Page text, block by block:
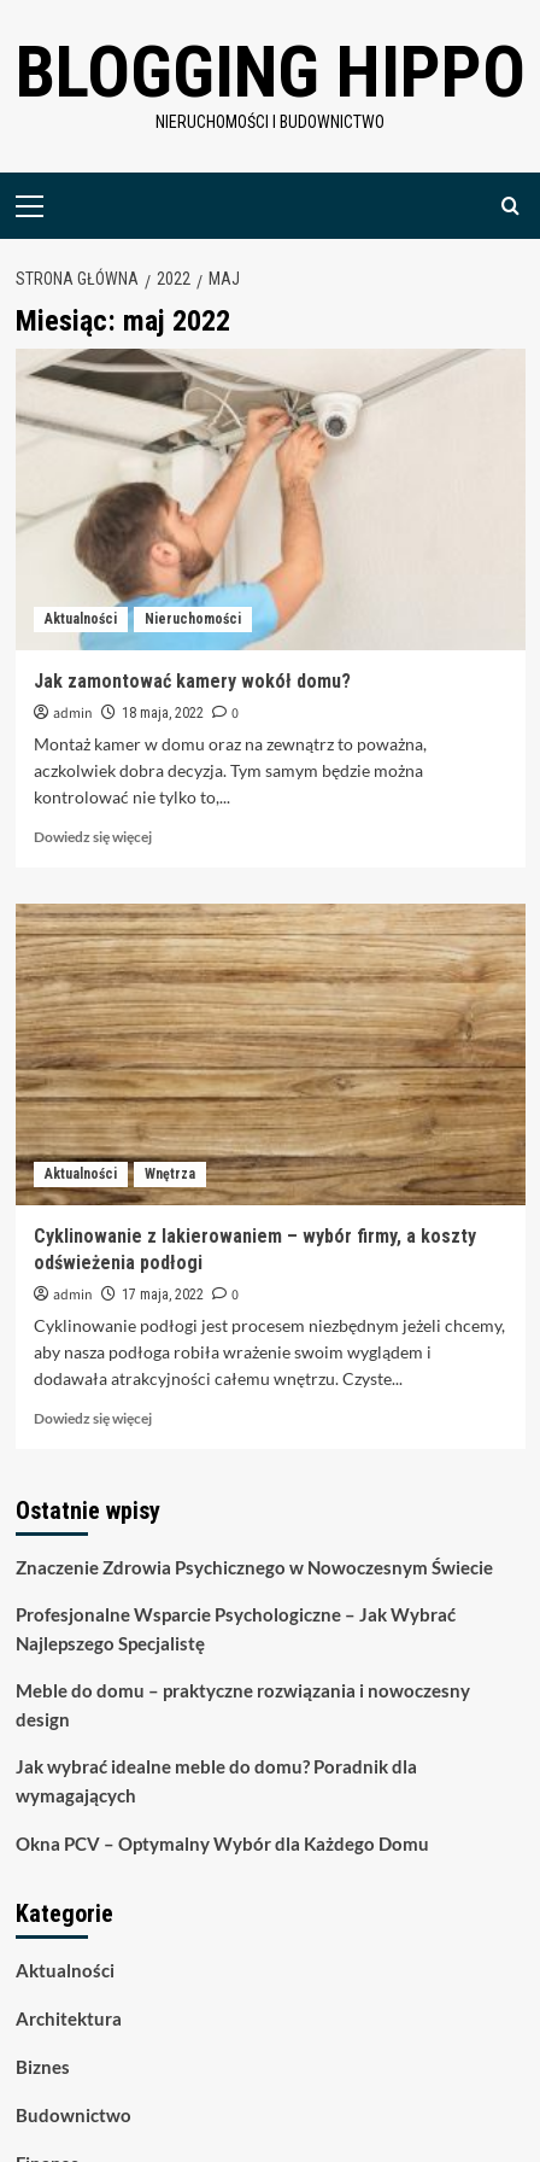
content
BLOGGING HIPPO
NIERUCHOMOŚCI I BUDOWNICTWO
Menu
STRONA GŁÓWNA 2022 MAJ
Miesiąc: maj 2022
Aktualności Nieruchomości
Jak zamontować kamery wokół domu?
admin 18 maja, 2022
0
Montaż kamer w domu oraz na zewnątrz to poważna,
aczkolwiek dobra decyzja. Tym samym będzie można
kontrolować nie tylko to,...
Dowiedz się więcejDowiedz
o
Jak
zamontować
kamery
wokół
domu?
Aktualności Wnętrza
Cyklinowanie z lakierowaniem – wybór firmy, a koszty
odświeżenia podłogi
admin 17 maja, 2022
0
Cyklinowanie podłogi jest procesem niezbędnym jeżeli chcemy,
aby nasza podłoga robiła wrażenie swoim wyglądem i
dodawała atrakcyjności całemu wnętrzu. Czyste...
Dowiedz się więcejDowiedz
Cyklinowanie
z
–
firmy,
a
odświeżenia
Ostatnie wpisy
Znaczenie Zdrowia Psychicznego w Nowoczesnym Świecie
Profesjonalne Wsparcie Psychologiczne – Jak Wybrać
Najlepszego Specjalistę
Meble do domu – praktyczne rozwiązania i nowoczesny
design
Jak wybrać idealne meble do domu? Poradnik dla
wymagających
Okna PCV – Optymalny Wybór dla Każdego Domu
Kategorie
Aktualności
Architektura
Biznes
Budownictwo